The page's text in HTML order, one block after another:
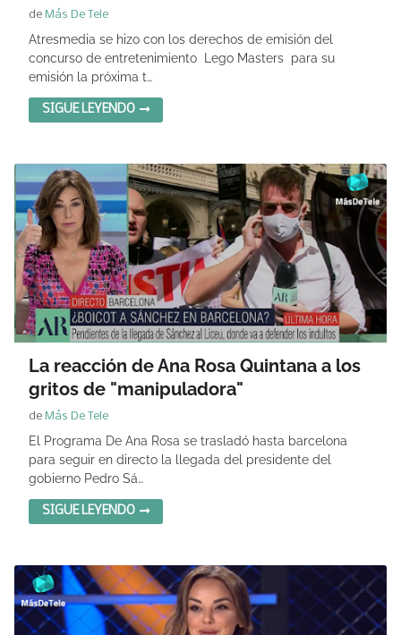
de Más De Tele
Atresmedia se hizo con los derechos de emisión del
concurso de entretenimiento Lego Masters para su
emisión la próxima t…
SIGUE LEYENDO
La reacción de Ana Rosa Quintana a los
gritos de "manipuladora"
de Más De Tele
El Programa De Ana Rosa se trasladó hasta barcelona
para seguir en directo la llegada del presidente del
gobierno Pedro Sá…
SIGUE LEYENDO